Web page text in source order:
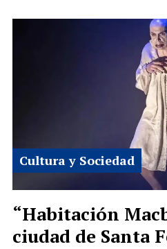
“Habitación
ciudad de Santa
Cultura y Sociedad